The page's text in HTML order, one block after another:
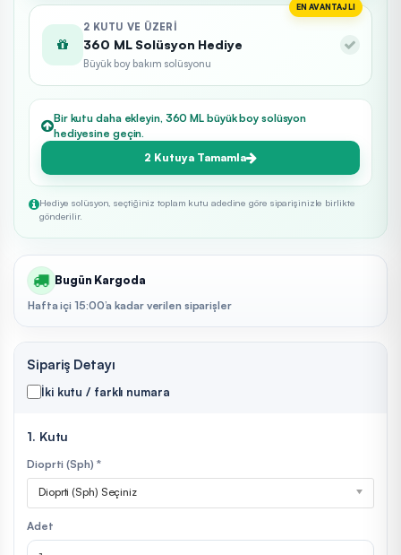
EN AVANTAJLI
2 KUTU VE ÜZERI
360 ML Solüsyon Hediye
Büyük boy bakım solüsyonu
Bir kutu daha ekleyin, 360 ML büyük boy solüsyon
hediyesine geçin.
2 Kutuya Tamamla
Hediye solüsyon, seçtiğiniz toplam kutu adedine göre siparişinizle birlikte
gönderilir.
Bugün Kargoda
Hafta içi 15:00’a kadar verilen siparişler
Sipariş Detayı
İki kutu / farklı numara
1. Kutu
Dioprti (Sph) *
Dioprti (Sph) Seçiniz
Adet